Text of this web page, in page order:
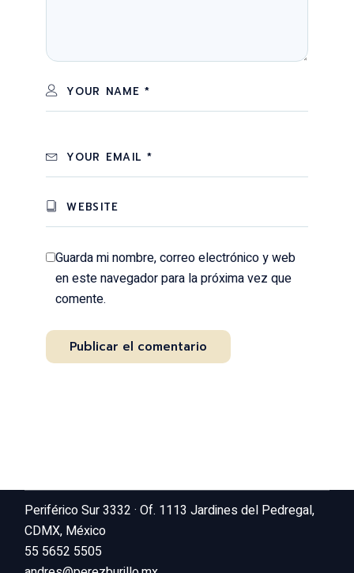
Guarda mi nombre, correo electrónico y web
en este navegador para la próxima vez que
comente.
Publicar el comentario
Periférico Sur 3332 · Of. 1113 Jardines del Pedregal,
CDMX, México
55 5652 5505